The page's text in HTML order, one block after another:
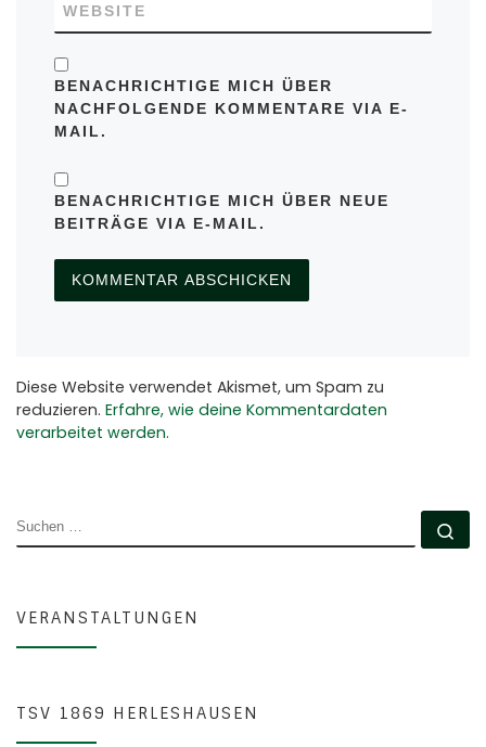
WEBSITE
BENACHRICHTIGE MICH ÜBER
NACHFOLGENDE KOMMENTARE VIA E-
MAIL.
BENACHRICHTIGE MICH ÜBER NEUE
BEITRÄGE VIA E-MAIL.
Diese Website verwendet Akismet, um Spam zu
reduzieren. Erfahre, wie deine Kommentardaten
verarbeitet werden.
SUCHE
VERANSTALTUNGEN
TSV 1869 HERLESHAUSEN